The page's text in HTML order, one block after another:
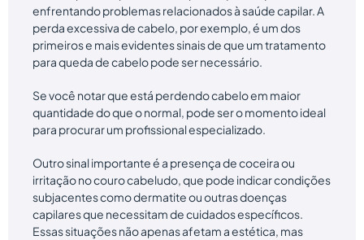
enfrentando problemas relacionados à saúde capilar. A
perda excessiva de cabelo, por exemplo, é um dos
primeiros e mais evidentes sinais de que um tratamento
para queda de cabelo pode ser necessário.
Se você notar que está perdendo cabelo em maior
quantidade do que o normal, pode ser o momento ideal
para procurar um profissional especializado.
Outro sinal importante é a presença de coceira ou
irritação no couro cabeludo, que pode indicar condições
subjacentes como dermatite ou outras doenças
capilares que necessitam de cuidados específicos.
Essas situações não apenas afetam a estética, mas